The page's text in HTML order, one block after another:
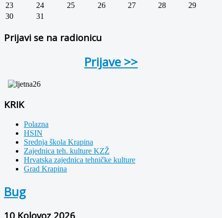
23
24 25 26 27 28
29
30
31
Prijavi se na radionicu
Prijave >>
KRIK
Polazna
HSIN
Srednja škola Krapina
Zajednica teh. kulture KZŽ
Hrvatska zajednica tehničke kulture
Grad Krapina
Bug
10 Kolovoz 2026